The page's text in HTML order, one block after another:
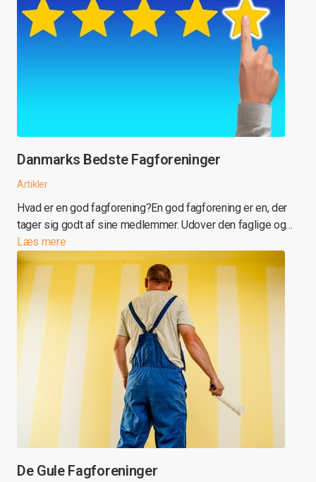
Danmarks Bedste Fagforeninger
Artikler
Hvad er en god fagforening?En god fagforening er en, der
tager sig godt af sine medlemmer. Udover den faglige og…
Læs mere
De Gule Fagforeninger